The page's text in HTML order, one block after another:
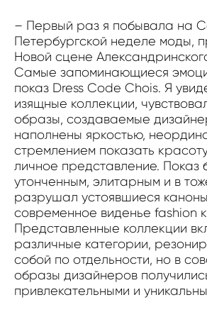
– Первый раз я побывала на
Петербургской неделе моды,
Новой сцене
Самые запоминающиеся
показ Dress Code Chois. Я
изящные коллекции,
образы, создаваемые
наполнены яркостью,
стремлением показать
личное представление. Показ
утонченным, элитарным и в
разрушал устоявшиеся
современное виденье fashion
Представленные коллекции
различные категории,
собой по отдельности, но в
образы дизайнеров
привлекательными и